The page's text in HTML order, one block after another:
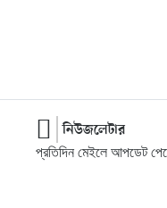
নিউজলেটার
প্রতিদিন মেইলে আপডেট